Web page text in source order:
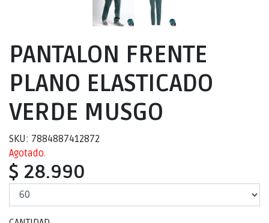
PANTALON FRENTE
PLANO ELASTICADO
VERDE MUSGO
SKU: 7884887412872
Agotado.
$ 28.990